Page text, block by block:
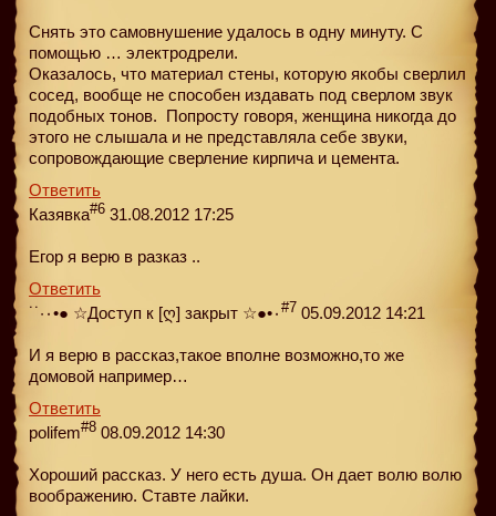
Снять это самовнушение удалось в одну минуту. С
помощью … электродрели.
Оказалось, что материал стены, которую якобы сверлил
сосед, вообще не способен издавать под сверлом звук
подобных тонов. Попросту говоря, женщина никогда до
этого не слышала и не представляла себе звуки,
сопровождающие сверление кирпича и цемента.
Ответить
Казявка#6 31.08.2012 17:25
Егор я верю в разказ ..
Ответить
˙˙·٠•● ☆Доступ к [ღ] закрыт ☆●•٠ #7 05.09.2012 14:21
И я верю в рассказ,такое вполне возможно,то же
домовой например…
Ответить
polifem#8 08.09.2012 14:30
Хороший рассказ. У него есть душа. Он дает волю волю
воображению. Ставте лайки.